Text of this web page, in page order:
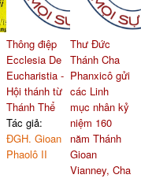
Thông điệp
Ecclesia De
Eucharistia -
Hội thánh từ
Thánh Thể
Tác giả:
ĐGH. Gioan
Phaolô II
Thư Đức
Thánh Cha
Phanxicô gửi
các Linh
mục nhân kỷ
niệm 160
năm Thánh
Gioan
Vianney, Cha